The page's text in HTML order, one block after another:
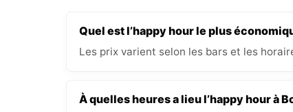
Quel est l’happy hour le plus
Les prix varient selon les bars et les
À quelles heures a lieu l’happy hour à